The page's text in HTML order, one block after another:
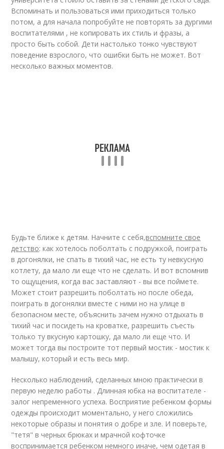
Вспоминать и пользоваться ими приходиться только
потом, а для начала попробуйте не повторять за дургими
воспитателями , не копировать их стиль и фразы, а
просто быть собой. Дети настолько тонко чувствуют
поведение взрослого, что ошибки быть не может. Вот
несколько важных моментов.
Будьте ближе к детям. Начните с себя,вспомните свое
детство: как хотелось поболтать с подружкой, поиграть
в догонялки, не спать в тихий час, не есть ту невкусную
котлету, да мало ли еще что не сделать. И вот вспомнив
то ощущения, когда вас заставляют - вы все поймете.
Может стоит разрешить поболтать но после обеда,
поиграть в догонялки вместе с ними но на улице в
безопасном месте, объяснить зачем нужно отдыхать в
тихий час и посидеть на кроватке, разрешить съесть
только ту вкусную картошку, да мало ли еще что. И
может тогда вы построите тот первый мостик - мостик к
малышу, который и есть весь мир.
Несколько наблюдений, сделанных мною практически в
первую неделю работы . Длинная юбка на воспитателе -
залог непременного успеха. Восприятие ребенком формы
одежды происходит моментально, у него сложились
некоторые образы и понятия о добре и зле. И поверьте,
"тетя" в черных брюках и мрачной кофточке
воспринимается ребенком немного иначе, чем одетая в